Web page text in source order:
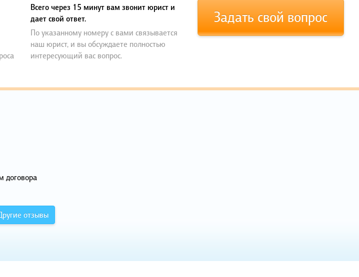
Всего через 15 минут вам звонит юрист и
дает свой ответ.
По указанному номеру с вами связывается
наш юрист, и вы обсуждаете полностью
интересующий вас вопрос.
Задать свой вопрос
договора
отзывы